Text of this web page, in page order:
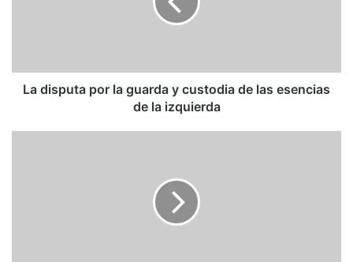
las
esencias
La disputa por la guarda y custodia de las esencias
de la izquierda